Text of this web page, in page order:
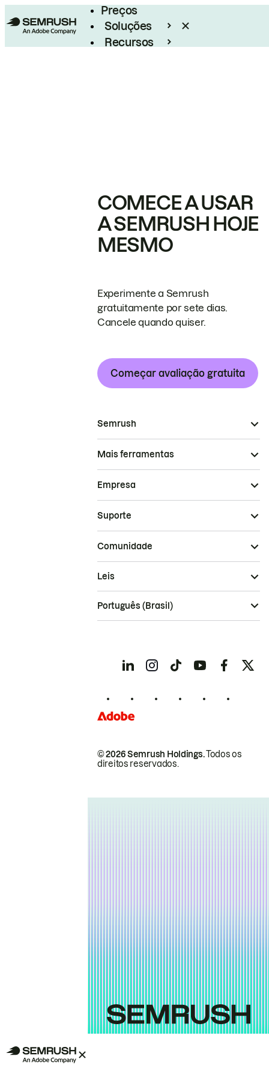
Preços
Soluções
Recursos
COMECE A USAR
A SEMRUSH HOJE
MESMO
Experimente a Semrush
gratuitamente por sete dias.
Cancele quando quiser.
Começar avaliação gratuita
Semrush
Mais ferramentas
Empresa
Suporte
Comunidade
© 2026 Semrush Holdings.Todos os
direitos reservados.
Leis
Português (Brasil)